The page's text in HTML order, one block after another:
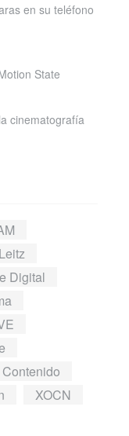
en su teléfono
State
cinematografía
Leitz
Digital
XOCN